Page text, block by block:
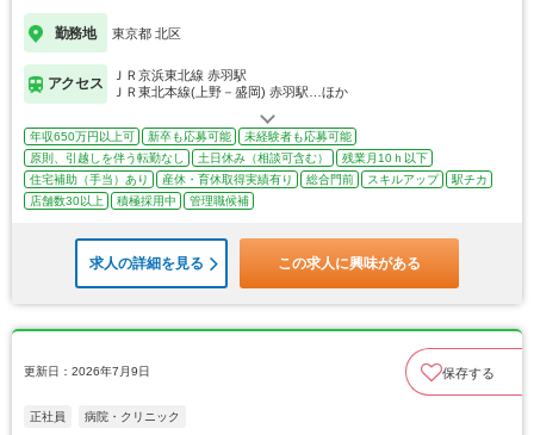
勤務地 東京都 北区
アクセス
ＪＲ京浜東北線 赤羽駅
ＪＲ東北本線(上野－盛岡) 赤羽駅…ほか
年収650万円以上可 新卒も応募可能
未経験者も応募可能
原則、引越しを伴う転勤なし
土日休み（相談可含む）
残業月10ｈ以下
住宅補助（手当）あり
産休・育休取得実績有り 総合門前 スキルアップ
駅チカ
店舗数30以上
積極採用中 管理職候補
求人の詳細を見る この求人に興味がある
更新日：2026年7月9日 保存する
正社員 病院・クリニック